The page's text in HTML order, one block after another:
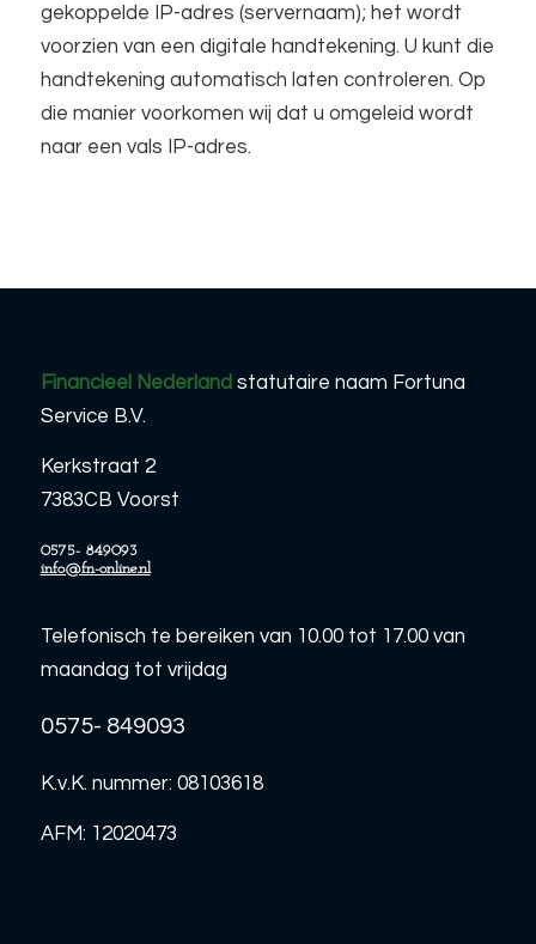
gekoppelde IP-adres (servernaam); het wordt
voorzien van een digitale handtekening. U kunt die
handtekening automatisch laten controleren. Op
die manier voorkomen wij dat u omgeleid wordt
naar een vals IP-adres.
Financieel Nederland statutaire naam Fortuna
Service B.V.
Kerkstraat 2
7383CB Voorst
0575- 849093
info@fn-online.nl
Telefonisch te bereiken van 10.00 tot 17.00 van
maandag tot vrijdag
0575- 849093
K.v.K. nummer: 08103618
AFM: 12020473